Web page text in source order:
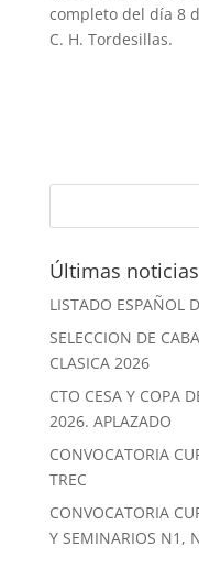
completo del día 8
C. H. Tordesillas.
Últimas noticias
LISTADO ESPAÑOL
SELECCION DE
CLASICA 2026
CTO CESA Y COPA
2026. APLAZADO
CONVOCATORIA
TREC
CONVOCATORIA
Y SEMINARIOS N1,